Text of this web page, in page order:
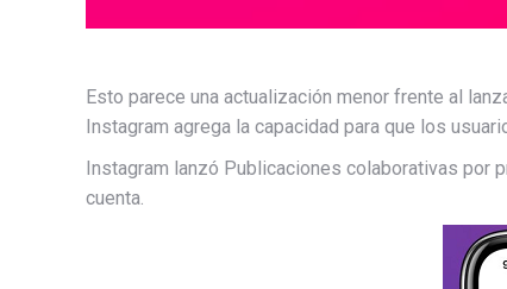
Esto parece una actualización menor frente al
Instagram agrega la capacidad para que los
Instagram lanzó Publicaciones colaborativas por
cuenta.